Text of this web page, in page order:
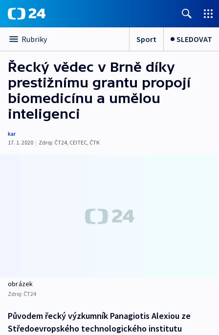
Rubriky Sport SLEDOVAT
Řecký vědec v Brně díky
prestižnímu grantu propojí
biomedicínu a umělou
inteligenci
kar
17. 1. 2020 | Zdroj: ČT24, CEITEC, ČTK
obrázek
Zdroj: ČT24
Původem řecký výzkumník Panagiotis Alexiou ze
Středoevropského technologického institutu